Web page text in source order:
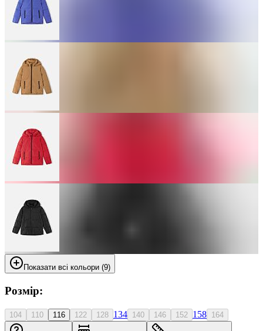
Показати всі кольори (9)
Розмір:
104 110 116 122 128 134 140 146 152 158 164